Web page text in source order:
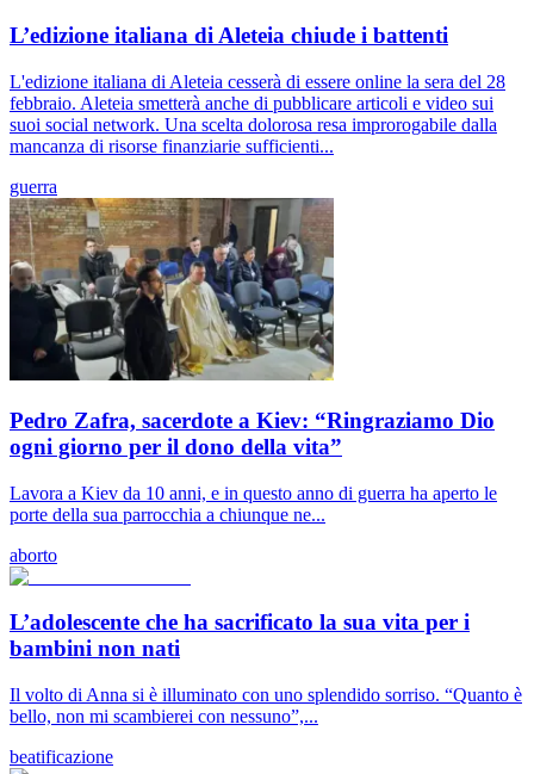
L’edizione italiana di Aleteia chiude i battenti
L'edizione italiana di Aleteia cesserà di essere online la sera del 28
febbraio. Aleteia smetterà anche di pubblicare articoli e video sui
suoi social network. Una scelta dolorosa resa improrogabile dalla
mancanza di risorse finanziarie sufficienti...
guerra
Pedro Zafra, sacerdote a Kiev: “Ringraziamo Dio
ogni giorno per il dono della vita”
Lavora a Kiev da 10 anni, e in questo anno di guerra ha aperto le
porte della sua parrocchia a chiunque ne...
aborto
L’adolescente che ha sacrificato la sua vita per i
bambini non nati
Il volto di Anna si è illuminato con uno splendido sorriso. “Quanto è
bello, non mi scambierei con nessuno”,...
beatificazione